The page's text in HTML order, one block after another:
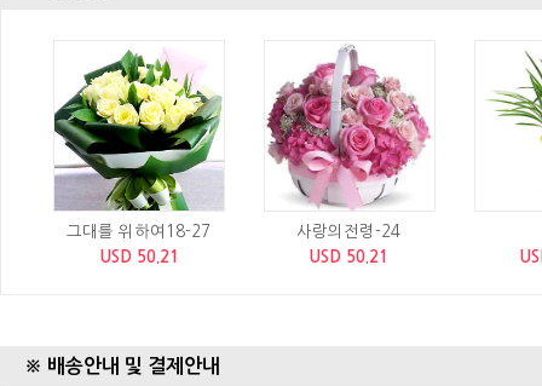
그대를 위하여18-27
USD 50.21
사랑의전령-24
USD 50.21
※ 배송안내 및 결제안내